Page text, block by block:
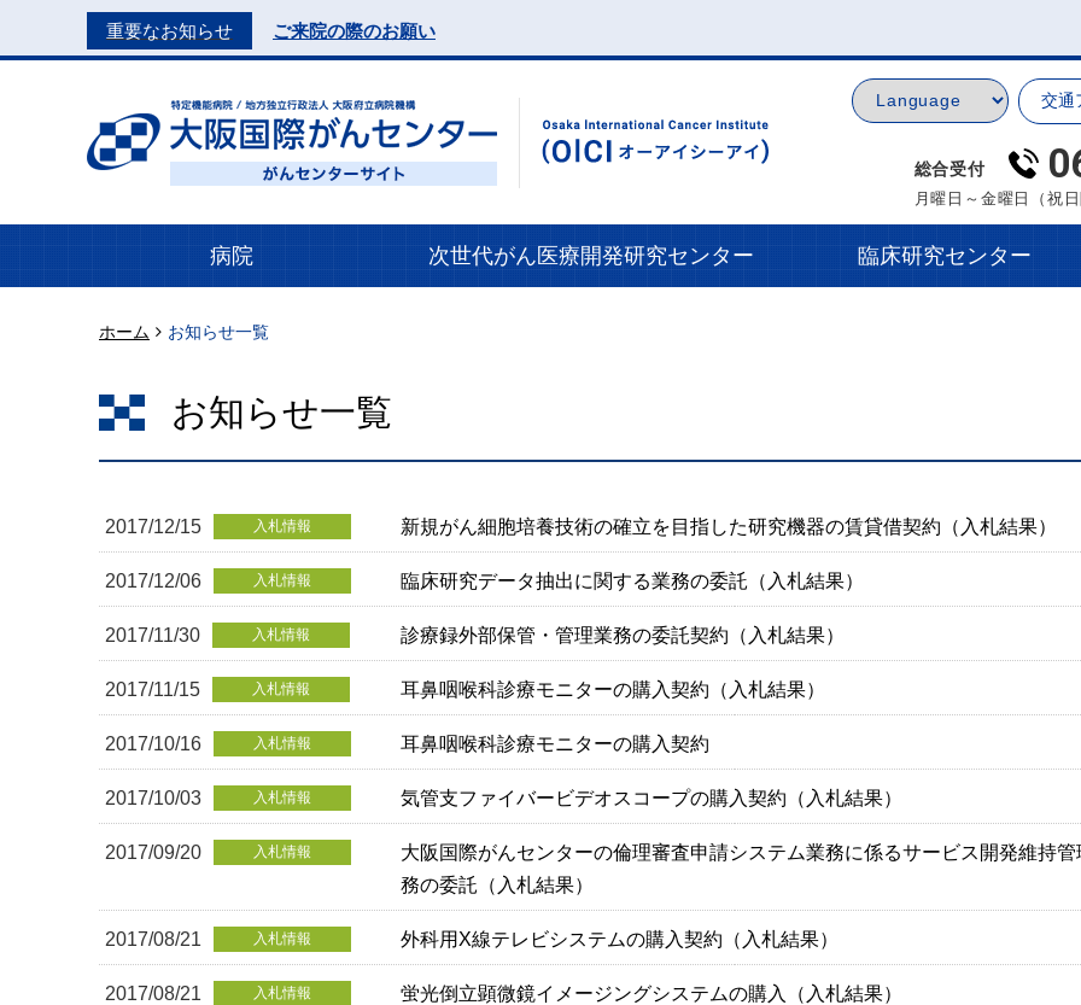
重要なお知らせ ご来院の際のお願い
交通
総合受付
月曜日～金曜日（祝
病院 次世代がん医療開発研究センター 臨床研究センター
ホーム お知らせ一覧
お知らせ一覧
2017/12/15 入札情報 新規がん細胞培養技術の確立を目指した研究機器の賃貸借契約（入札結果）
2017/12/06 入札情報 臨床研究データ抽出に関する業務の委託（入札結果）
2017/11/30 入札情報 診療録外部保管・管理業務の委託契約（入札結果）
2017/11/15 入札情報 耳鼻咽喉科診療モニターの購入契約（入札結果）
2017/10/16 入札情報 耳鼻咽喉科診療モニターの購入契約
2017/10/03 入札情報 気管支ファイバービデオスコープの購入契約（入札結果）
2017/09/20 入札情報
大阪国際がんセンターの倫理審査申請システム業務に係るサービス開発維持管
務の委託（入札結果）
2017/08/21 入札情報 外科用X線テレビシステムの購入契約（入札結果）
2017/08/21 入札情報 蛍光倒立顕微鏡イメージングシステムの購入（入札結果）